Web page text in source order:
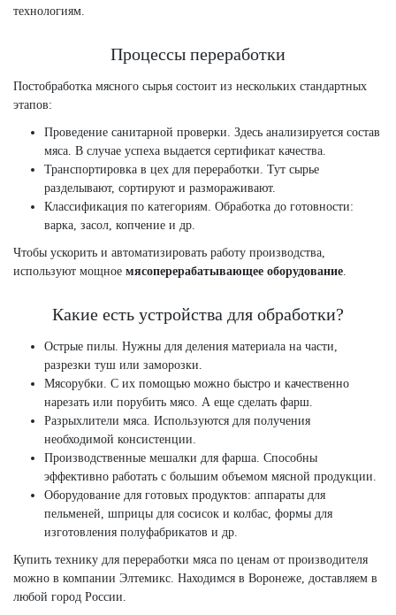
технологиям.
Процессы переработки
Постобработка мясного сырья состоит из нескольких стандартных
этапов:
Проведение санитарной проверки. Здесь анализируется состав
мяса. В случае успеха выдается сертификат качества.
Транспортировка в цех для переработки. Тут сырье
разделывают, сортируют и размораживают.
Классификация по категориям. Обработка до готовности:
варка, засол, копчение и др.
Чтобы ускорить и автоматизировать работу производства,
используют мощное мясоперерабатывающее оборудование
Какие есть устройства для обработки?
Острые пилы. Нужны для деления материала на части,
разрезки туш или заморозки.
Мясорубки. С их помощью можно быстро и качественно
нарезать или порубить мясо. А еще сделать фарш.
Разрыхлители мяса. Используются для получения
необходимой консистенции.
Производственные мешалки для фарша. Способны
эффективно работать с большим объемом мясной продукции.
Оборудование для готовых продуктов: аппараты для
пельменей, шприцы для сосисок и колбас, формы для
изготовления полуфабрикатов и др.
Купить технику для переработки мяса по ценам от производителя
можно в компании Элтемикс. Находимся в Воронеже, доставляем в
любой город России.